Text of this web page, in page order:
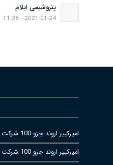
پتروشیمی ایلام
2021-01-24 - 11:38
امیرکبیر اروند جزو 100 شرکت برتر جرثقیل 2022
امیرکبیر اروند جزو 100 شرکت برتر جرثقیل دنیا